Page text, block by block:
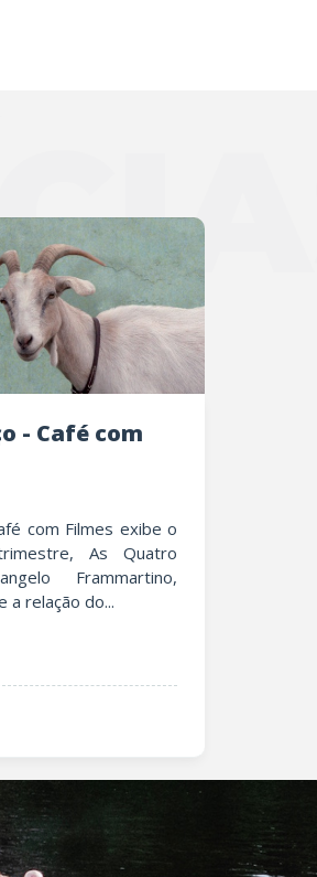
com Filmes exibe o
As Quatro
Frammartino,
a relação do...